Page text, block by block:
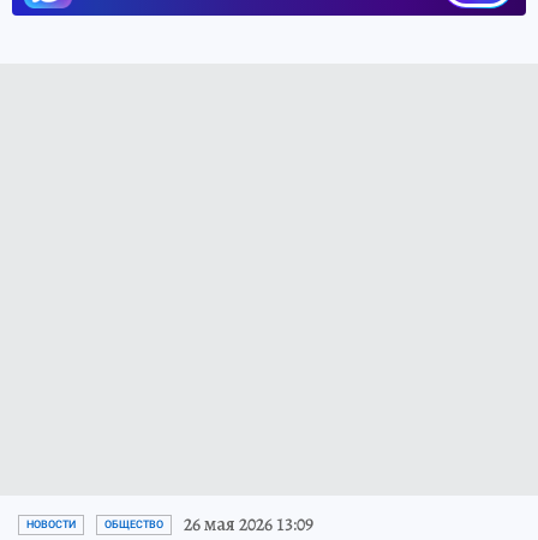
НОВОСТИ ОБЩЕСТВО 26 мая 2026 13:09